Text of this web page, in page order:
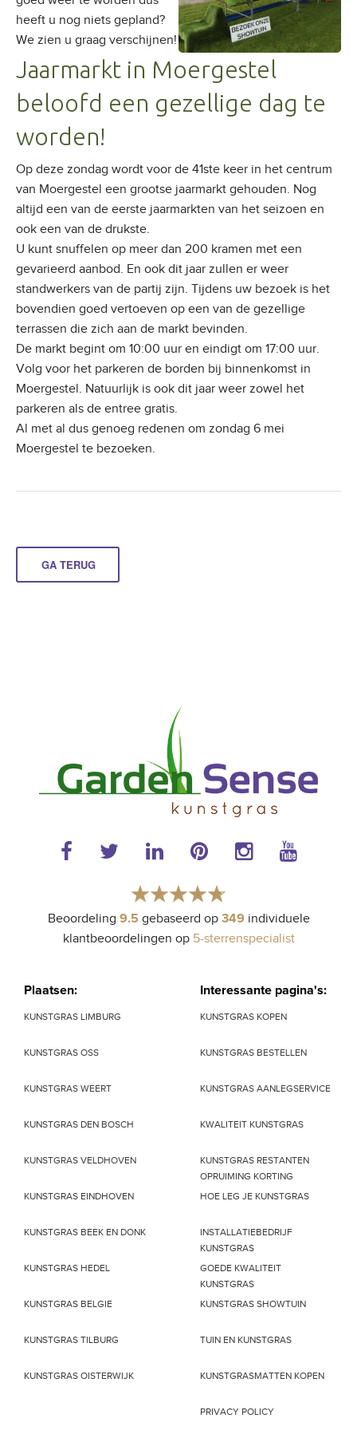
heeft u nog niets gepland?
We zien u graag verschijnen!
Jaarmarkt in Moergestel
beloofd een gezellige dag te
worden!
Op deze zondag wordt voor de 41ste keer in het centrum
van Moergestel een grootse jaarmarkt gehouden. Nog
altijd een van de eerste jaarmarkten van het seizoen en
ook een van de drukste.
U kunt snuffelen op meer dan 200 kramen met een
gevarieerd aanbod. En ook dit jaar zullen er weer
standwerkers van de partij zijn. Tijdens uw bezoek is het
bovendien goed vertoeven op een van de gezellige
terrassen die zich aan de markt bevinden.
De markt begint om 10:00 uur en eindigt om 17:00 uur.
Volg voor het parkeren de borden bij binnenkomst in
Moergestel. Natuurlijk is ook dit jaar weer zowel het
parkeren als de entree gratis.
Al met al dus genoeg redenen om zondag 6 mei
Moergestel te bezoeken.
Beoordeling 9.5 gebaseerd op 349 individuele
klantbeoordelingen op 5-sterrenspecialist
Plaatsen:
KUNSTGRAS LIMBURG
KUNSTGRAS OSS
KUNSTGRAS WEERT
KUNSTGRAS DEN BOSCH
KUNSTGRAS VELDHOVEN
KUNSTGRAS EINDHOVEN
KUNSTGRAS BEEK EN DONK
KUNSTGRAS HEDEL
KUNSTGRAS BELGIE
KUNSTGRAS TILBURG
KUNSTGRAS OISTERWIJK
Interessante pagina's:
KUNSTGRAS KOPEN
KUNSTGRAS BESTELLEN
KUNSTGRAS AANLEGSERVICE
KWALITEIT KUNSTGRAS
KUNSTGRAS RESTANTEN
OPRUIMING KORTING
HOE LEG JE KUNSTGRAS
INSTALLATIEBEDRIJF
KUNSTGRAS
GOEDE KWALITEIT
KUNSTGRAS
KUNSTGRAS SHOWTUIN
TUIN EN KUNSTGRAS
KUNSTGRASMATTEN KOPEN
PRIVACY POLICY